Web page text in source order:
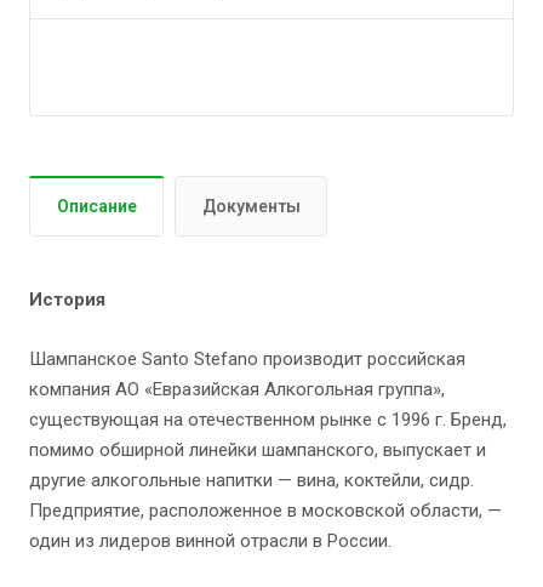
Описание Документы
История
Шампанское Santo Stefano производит российская
компания АО «Евразийская Алкогольная группа»,
существующая на отечественном рынке с 1996 г. Бренд,
помимо обширной линейки шампанского, выпускает и
другие алкогольные напитки — вина, коктейли, сидр.
Предприятие, расположенное в московской области, —
один из лидеров винной отрасли в России.